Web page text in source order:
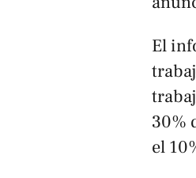
El
30%
el